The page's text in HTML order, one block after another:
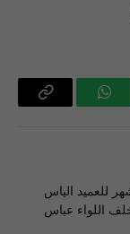
واتساب Copy
٩ أشهر للعميد الياس
اللواء عباس